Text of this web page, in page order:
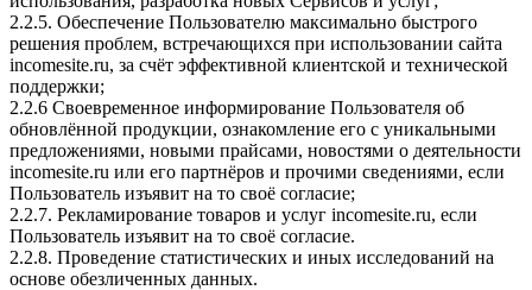
2.2.5. Обеспечение Пользователю максимально быстрого
решения проблем, встречающихся при использовании сайта
incomesite.ru, за счёт эффективной клиентской и технической
поддержки;
2.2.6 Своевременное информирование Пользователя об
обновлённой продукции, ознакомление его с уникальными
предложениями, новыми прайсами, новостями о деятельности
incomesite.ru или его партнёров и прочими сведениями, если
Пользователь изъявит на то своё согласие;
2.2.7. Рекламирование товаров и услуг incomesite.ru, если
Пользователь изъявит на то своё согласие.
2.2.8. Проведение статистических и иных исследований на
основе обезличенных данных.